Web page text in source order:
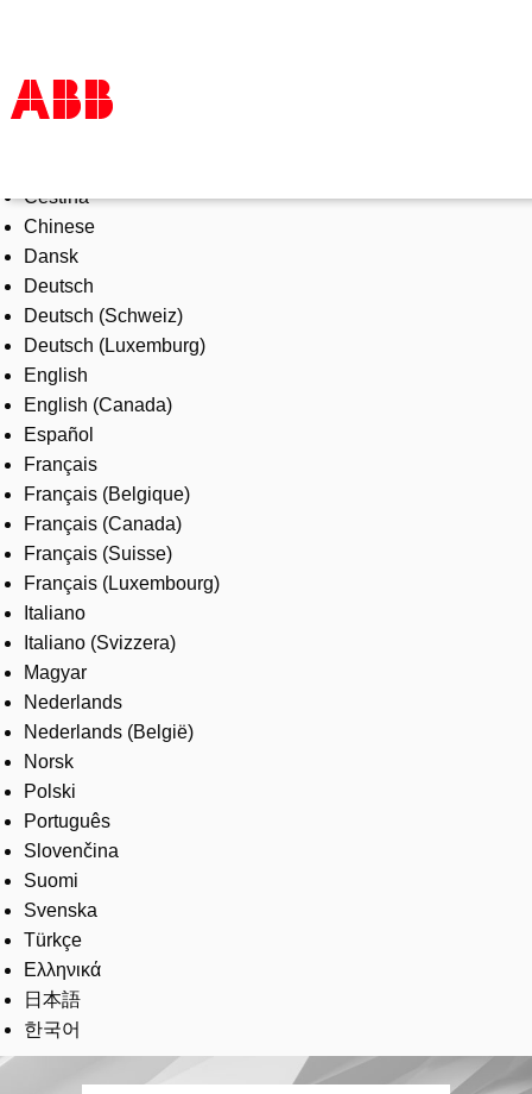
Products & Solutions
Industries
Services
About us
Where to buy
Contact us
Careers
Čeština
Chinese
Dansk
Deutsch
Deutsch (Schweiz)
Deutsch (Luxemburg)
English
English (Canada)
Español
Français
Français (Belgique)
Français (Canada)
Français (Suisse)
Français (Luxembourg)
Italiano
Italiano (Svizzera)
Magyar
Nederlands
Nederlands (België)
Norsk
Polski
Português
Slovenčina
Suomi
Svenska
Türkçe
Ελληνικά
日本語
한국어